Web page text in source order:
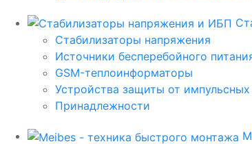
Стабилизаторы напряжения
Источники бесперебойного
GSM-теплоинформаторы
Устройства защиты от
Принадлежности